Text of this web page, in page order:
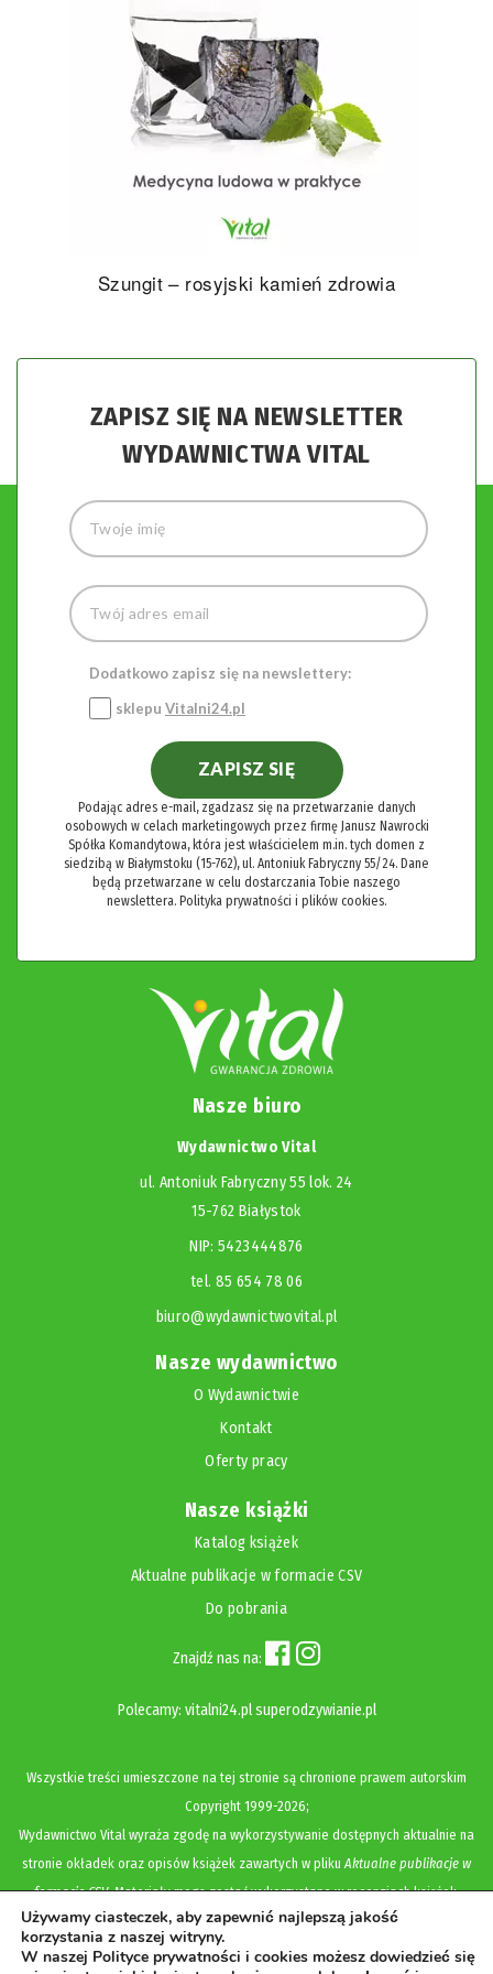
Szungit – rosyjski kamień zdrowia
ZAPISZ SIĘ NA NEWSLETTER
WYDAWNICTWA VITAL
Dodatkowo zapisz się na newslettery:
sklepu Vitalni24.pl
ZAPISZ SIĘ
Podając adres e-mail, zgadzasz się na przetwarzanie danych
osobowych w celach marketingowych przez firmę Janusz Nawrocki
Spółka Komandytowa, która jest właścicielem m.in. tych domen z
siedzibą w Białymstoku (15-762), ul. Antoniuk Fabryczny 55/24. Dane
będą przetwarzane w celu dostarczania Tobie naszego
newslettera. Polityka prywatności i plików cookies.
Nasze biuro
Wydawnictwo Vital
ul. Antoniuk Fabryczny 55 lok. 24
15-762 Białystok
NIP: 5423444876
tel. 85 654 78 06
biuro@wydawnictwovital.pl
Nasze wydawnictwo
O Wydawnictwie
Kontakt
Oferty pracy
Nasze książki
Katalog książek
Aktualne publikacje w formacie CSV
Do pobrania
Znajdź nas na:
Polecamy: vitalni24.pl superodzywianie.pl
Wszystkie treści umieszczone na tej stronie są chronione prawem autorskim
Copyright1999-2026;
Wydawnictwo Vital wyraża zgodę na wykorzystywanie dostępnych aktualnie na
stronie okładek oraz opisów książek zawartych w pliku Aktualne publikacje w
formacie CSV. Materiały mogą zostać wykorzystane w recenzjach książek,
katalogach internetowych, bibliotecznych (OPAC) oraz materiałach promujących
legalną dystrybucję książek. Usunięcie materiału z ww. strony internetowej,
Używamy ciasteczek, aby zapewnić najlepszą jakość
korzystania z naszej witryny.
W naszej Polityce prywatności i cookies możesz dowiedzieć się